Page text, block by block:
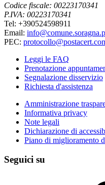
Codice fiscale: 00223170341
P.IVA: 00223170341
Tel: +390524598911
Email:
PEC:
Leggi le FAQ
Prenotazione
Segnalazione disservizio
Richiesta d'assistenza
Amministrazione
Informativa privacy
Note legali
Dichiarazione di
Piano di miglioramento
Seguici su